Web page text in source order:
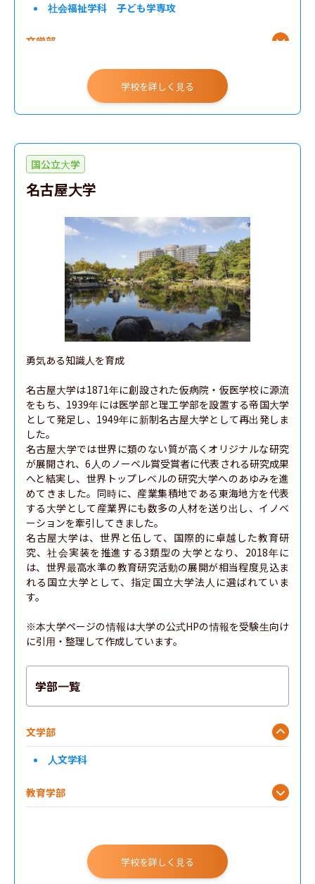
社会福祉学科 子ども学専攻
文学部
学校を詳しく見る
国公立大学
名古屋大学
勇気ある知識人を育成
名古屋大学は1871年に創設された仮病院・仮医学校に源流
をもち、1939年には医学部と理工学部を設置する帝国大学
として発足し、1949年に新制名古屋大学として再出発しま
した。
名古屋大学では世界に類のない質が高くオリジナルな研究
が展開され、6人のノーベル賞受賞者に代表される研究成果
へと結実し、世界トップレベルの研究大学へのあゆみを進
めてきました。同時に、産業集積地である東海地方を代表
する大学として産業界にも数多の人材を送り出し、イノベ
ーションを牽引してきました。
名古屋大学は、世界と伍して、国際的に卓越した教育研
究、社会実装を推進する3類型の大学となり、2018年に
は、世界最高水準の教育研究活動の展開が相当程度見込ま
れる国立大学として、指定国立大学法人に選ばれていま
す。
※本大学ページの情報は大学の公式HPの情報を受験生向け
に引用・整理して作成しています。
学部一覧
文学部
人文学科
教育学部
学校を詳しく見る